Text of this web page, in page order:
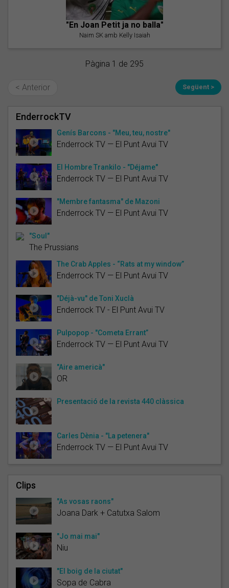
"En Joan Petit ja no balla"
Naim SK amb Kelly Isaiah
Pàgina 1 de 295
< Anterior Següent >
EnderrockTV
Genís Barcons - "Meu, teu, nostre"
Enderrock TV — El Punt Avui TV
El Hombre Trankilo - "Déjame"
Enderrock TV — El Punt Avui TV
"Membre fantasma" de Mazoni
Enderrock TV — El Punt Avui TV
"Soul"
The Prussians
The Crab Apples - “Rats at my window”
Enderrock TV — El Punt Avui TV
"Déjà-vu" de Toni Xuclà
Enderrock TV - El Punt Avui TV
Pulpopop - "Cometa Errant”
Enderrock TV — El Punt Avui TV
"Aire americà"
OR
Presentació de la revista 440 clàssica
Carles Dènia - "La petenera"
Enderrock TV — El Punt Avui TV
Clips
"As vosas raons"
Joana Dark + Catutxa Salom
"Jo mai mai"
Niu
"El boig de la ciutat"
Sopa de Cabra